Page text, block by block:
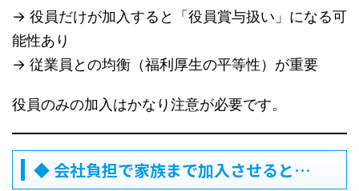
→ 役員だけが加入すると「役員賞与扱い」になる可
能性あり
→ 従業員との均衡（福利厚生の平等性）が重要
役員のみの加入はかなり注意が必要です。
◆ 会社負担で家族まで加入させると…